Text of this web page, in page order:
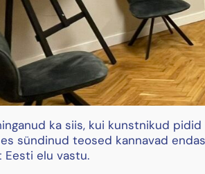
ka siis, kui kunstnikud
sündinud teosed kannavad
Eesti elu vastu.